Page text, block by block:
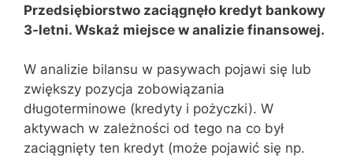
Przedsiębiorstwo zaciągnęło kredyt bankowy
3-letni. Wskaż miejsce w analizie finansowej.
W analizie bilansu w pasywach pojawi się lub
zwiększy pozycja zobowiązania
długoterminowe (kredyty i pożyczki). W
aktywach w zależności od tego na co był
zaciągnięty ten kredyt (może pojawić się np.